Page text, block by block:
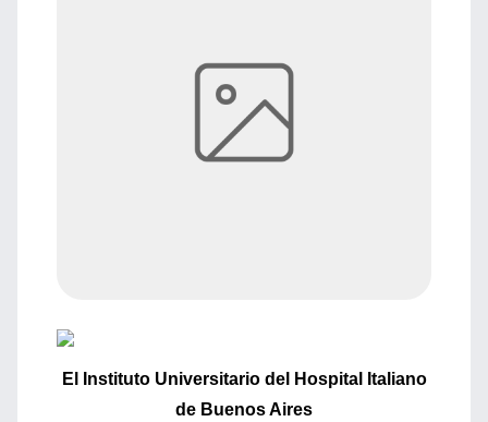
El Instituto Universitario del Hospital Italiano
de Buenos Aires